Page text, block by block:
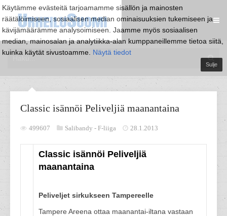
Käytämme evästeitä tarjoamamme sisällön ja mainosten
räätälöimiseen, sosiaalisen median ominaisuuksien tukemiseen ja
kävijämäärämme analysoimiseen. Jaamme myös sosiaalisen
median, mainosalan ja analytiikka-alan kumppaneillemme tietoa siitä,
kuinka käytät sivustoamme. Näytä tiedot
Sulje
Classic isännöi Peliveljiä maanantaina
499607 Salibandy - F-liiga 28.1.2013
Classic isännöi Peliveljiä
maanantaina
Peliveljet sirkukseen Tampereelle
Tampere Areena ottaa maanantai-iltana vastaan